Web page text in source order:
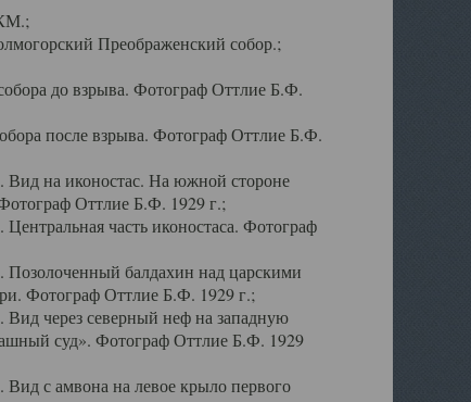
Преображенский собор.;
до взрыва. Фотограф Оттлие Б.Ф.
после взрыва. Фотограф Оттлие Б.Ф.
на иконостас. На южной стороне
Оттлие Б.Ф. 1929 г.;
часть иконостаса. Фотограф
балдахин над царскими
Фотограф Оттлие Б.Ф. 1929 г.;
через северный неф на западную
суд». Фотограф Оттлие Б.Ф. 1929
с амвона на левое крыло первого